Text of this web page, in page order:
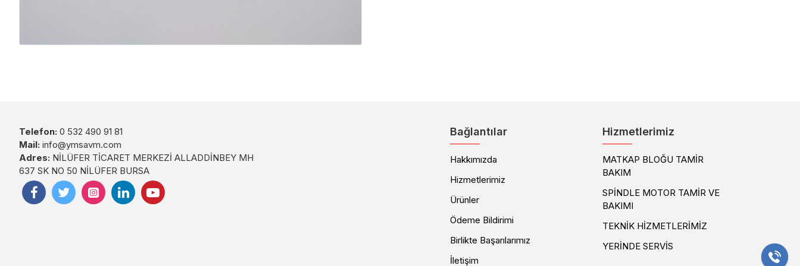
Telefon: 0 532 490 91 81
Mail: info@ymsavm.com
Adres: NİLÜFER TİCARET MERKEZİ ALLADDİNBEY MH
637 SK NO 50 NİLÜFER BURSA
Bağlantılar
Hakkımızda
Hizmetlerimiz
Ürünler
Ödeme Bildirimi
Birlikte Başarılarımız
İletişim
Hizmetlerimiz
MATKAP BLOĞU TAMİR
BAKIM
SPİNDLE MOTOR TAMİR VE
BAKIMI
TEKNİK HİZMETLERİMİZ
YERİNDE SERVİS